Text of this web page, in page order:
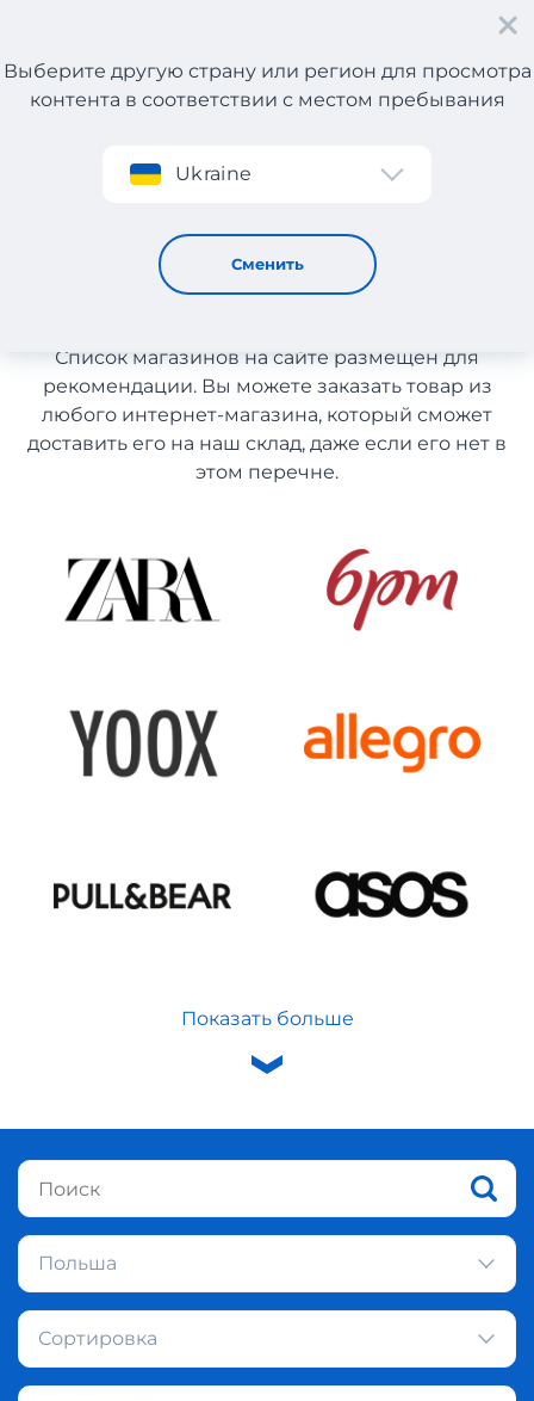
Регистрация
Выберите другую страну или регион для просмотра
контента в соответствии с местом пребывания
Ukraine
Сменить
Автохимия с доставкой в Казахстан
Автохимия с доставкой в
Казахстан
Список магазинов на сайте размещен для
рекомендации. Вы можете заказать товар из
любого интернет-магазина, который сможет
доставить его на наш склад, даже если его нет в
этом перечне.
Показать больше
Польша
Сортировка